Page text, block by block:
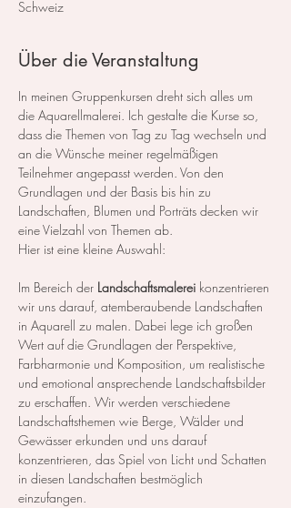
Schweiz
Über die Veranstaltung
In meinen Gruppenkursen dreht sich alles um
die Aquarellmalerei. Ich gestalte die Kurse so,
dass die Themen von Tag zu Tag wechseln und
an die Wünsche meiner regelmäßigen
Teilnehmer angepasst werden. Von den
Grundlagen und der Basis bis hin zu
Landschaften, Blumen und Porträts decken wir
eine Vielzahl von Themen ab.
Hier ist eine kleine Auswahl:
Im Bereich der Landschaftsmalerei konzentrieren
wir uns darauf, atemberaubende Landschaften
in Aquarell zu malen. Dabei lege ich großen
Wert auf die Grundlagen der Perspektive,
Farbharmonie und Komposition, um realistische
und emotional ansprechende Landschaftsbilder
zu erschaffen. Wir werden verschiedene
Landschaftsthemen wie Berge, Wälder und
Gewässer erkunden und uns darauf
konzentrieren, das Spiel von Licht und Schatten
in diesen Landschaften bestmöglich
einzufangen.